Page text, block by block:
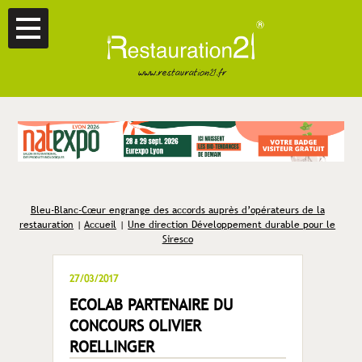
Bleu-Blanc-Cœur engrange des accords auprès d’opérateurs de la
restauration |Accueil |Une direction Développement durable pour le
Siresco
27/03/2017
ECOLAB PARTENAIRE DU
CONCOURS OLIVIER
ROELLINGER